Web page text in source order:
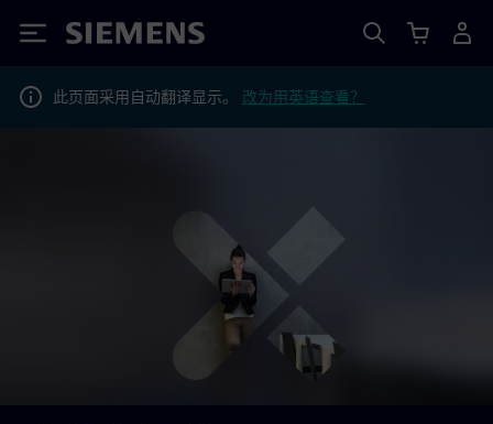
Siemens
此页面采用自动翻译显示。 改为用英语查看？